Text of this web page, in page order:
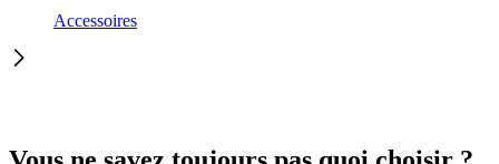
Accessoires